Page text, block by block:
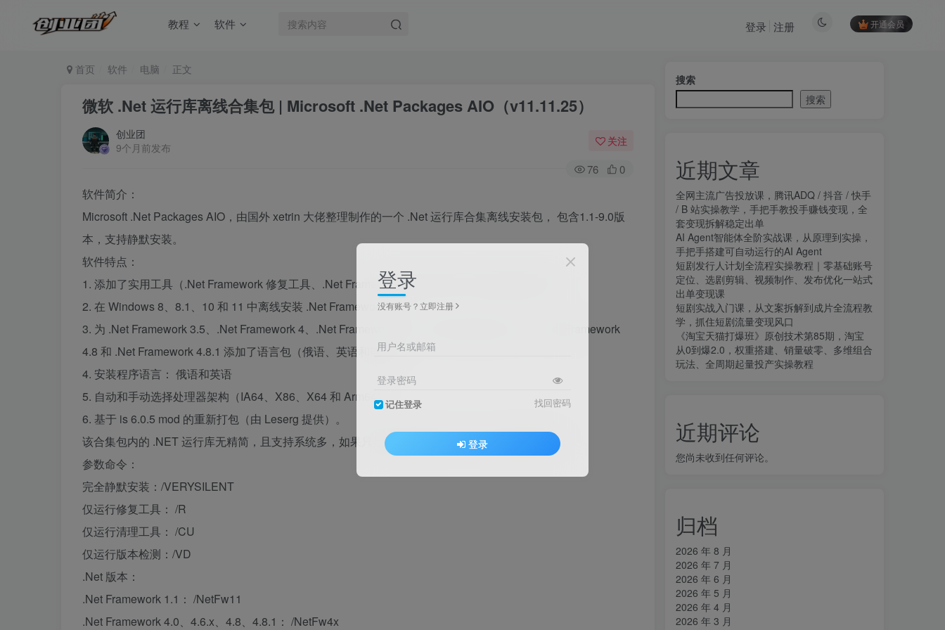
教程 软件 开通会员
登录 注册
首页 软件 电脑 正文
微软 .Net 运行库离线合集包 | Microsoft .Net Packages AIO（v11.11.25）
创业团
9个月前发布
关注
76 0
软件简介：
Microsoft .Net Packages AIO，由国外 xetrin 大佬整理制作的一个 .Net 运行库合集离线安装包， 包含1.1-9.0版
本，支持静默安装。
软件特点：
1. 添加了实用工具（.Net Framework 修复工具、.Net Framework 清理工具和 .Net 版本检测工具）。
2. 在 Windows 8、8.1、10 和 11 中离线安装 .Net Framework 3.5。
3. 为 .Net Framework 3.5、.Net Framework 4、.Net Framework 4.6、.Net Framework 4.6.1、.Net Framework
4.8 和 .Net Framework 4.8.1 添加了语言包（俄语、英语和德语）。
4. 安装程序语言： 俄语和英语
5. 自动和手动选择处理器架构（IA64、X86、X64 和 Arm64）。
6. 基于 is 6.0.5 mod 的重新打包（由 Leserg 提供）。
该合集包内的 .NET 运行库无精简，且支持系统多，如果只是单纯的需要 .NET 运行库推荐该版本。
参数命令：
完全静默安装：/VERYSILENT
仅运行修复工具： /R
仅运行清理工具： /CU
仅运行版本检测：/VD
.Net 版本：
.Net Framework 1.1： /NetFw11
.Net Framework 4.0、4.6.x、4.8、4.8.1： /NetFw4x
搜索
搜索
近期文章
全网主流广告投放课，腾讯ADQ / 抖音 / 快手
/ B 站实操教学，手把手教投手赚钱变现，全
套变现拆解稳定出单
AI Agent智能体全阶实战课，从原理到实操，
手把手搭建可自动运行的AI Agent
短剧发行人计划全流程实操教程｜零基础账号
定位、选剧剪辑、视频制作、发布优化一站式
出单变现课​
短剧实战入门课，从文案拆解到成片全流程教
学，抓住短剧流量变现风口
《淘宝天猫打爆班》原创技术第85期，淘宝
从0到爆2.0，权重搭建、销量破零、多维组合
玩法、全周期起量投产实操教程
近期评论
您尚未收到任何评论。
归档
2026 年 8 月
2026 年 7 月
2026 年 6 月
2026 年 5 月
2026 年 4 月
2026 年 3 月
登录
没有账号？立即注册
用户名或邮箱
登录密码
记住登录 找回密码
登录